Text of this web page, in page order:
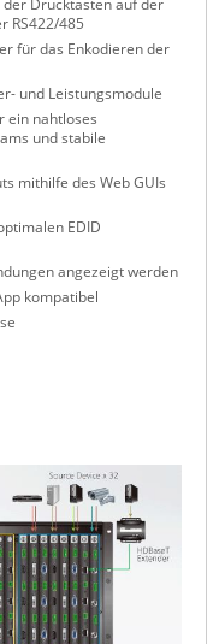
Drucktasten auf der
RS422/485
für das Enkodieren der
und Leistungsmodule
ein nahtloses
und stabile
mithilfe des Web GUIs
EDID
angezeigt werden
kompatibel